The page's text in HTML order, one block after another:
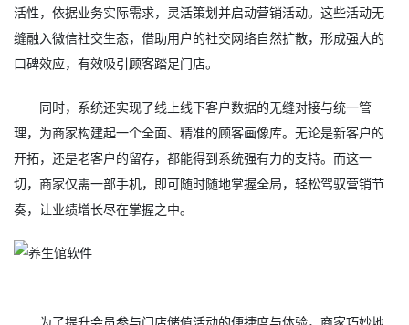
活性，依据业务实际需求，灵活策划并启动营销活动。这些活动无
缝融入微信社交生态，借助用户的社交网络自然扩散，形成强大的
口碑效应，有效吸引顾客踏足门店。
同时，系统还实现了线上线下客户数据的无缝对接与统一管
理，为商家构建起一个全面、精准的顾客画像库。无论是新客户的
开拓，还是老客户的留存，都能得到系统强有力的支持。而这一
切，商家仅需一部手机，即可随时随地掌握全局，轻松驾驭营销节
奏，让业绩增长尽在掌握之中。